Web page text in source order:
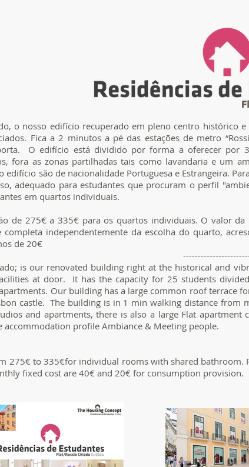
o nosso edifício recuperado em pleno centro histórico
Fica a 2 minutos a pé das estações de metro
O edifício está dividido por forma a oferecer por
fora as zonas partilhadas tais como lavandaria e um
edifício são de nacionalidade Portuguesa e Estrangeira.
adequado para estudantes que procuram o perfil
em quartos individuais.
de 275€ a 335€ para os quartos individuais. O valor
completa independentemente da escolha do quarto,
de 20€
is our renovated building right at the historical and
at door. It has the capacity for 25 students
Our building has a large common roof terrace
castle. The building is in 1 min walking distance from
and apartments, there is also a large Flat
accommodation profile Ambiance & Meeting people.
275€ to 335€for individual rooms with shared
fixed cost are 40€ and 20€ for consumption provision.